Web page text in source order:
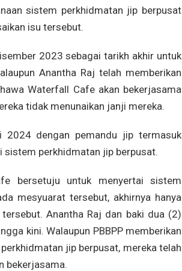
sistem perkhidmatan jip berpusat
isu tersebut.
2023 sebagai tarikh akhir untuk
Anantha Raj telah memberikan
Waterfall Cafe akan bekerjasama
tidak menunaikan janji mereka.
2024 dengan pemandu jip termasuk
sistem perkhidmatan jip berpusat.
bersetuju untuk menyertai sistem
mesyuarat tersebut, akhirnya hanya
Anantha Raj dan baki dua (2)
kini. Walaupun PBBPP memberikan
jip berpusat, mereka telah
bekerjasama.